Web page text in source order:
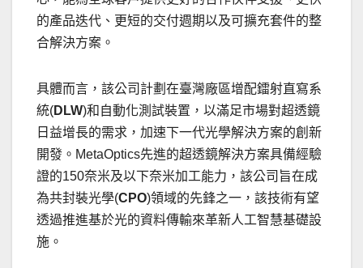
的產品迭代、更短的交付週期以及可擴充套件的整
合解決方案。
具體而言，該公司計劃在臺灣廠區增配鐳射直寫系
統(DLW)和自動化測試裝置，以滿足市場對超透鏡
日益增長的需求，加速下一代光學解決方案的創新
開發。MetaOptics先進的超透鏡解決方案具備經驗
證的150奈米及以下奈米加工能力，該公司旨在成
為共封裝光學(CPO)領域的先鋒之一，該技術有望
透過推進基於光的資料傳輸來革新人工智慧基礎設
施。